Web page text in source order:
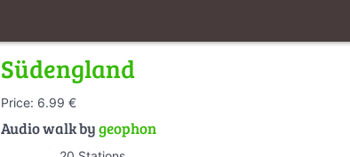
Südengland
Price: 6.99 €
Audio walk bygeophon